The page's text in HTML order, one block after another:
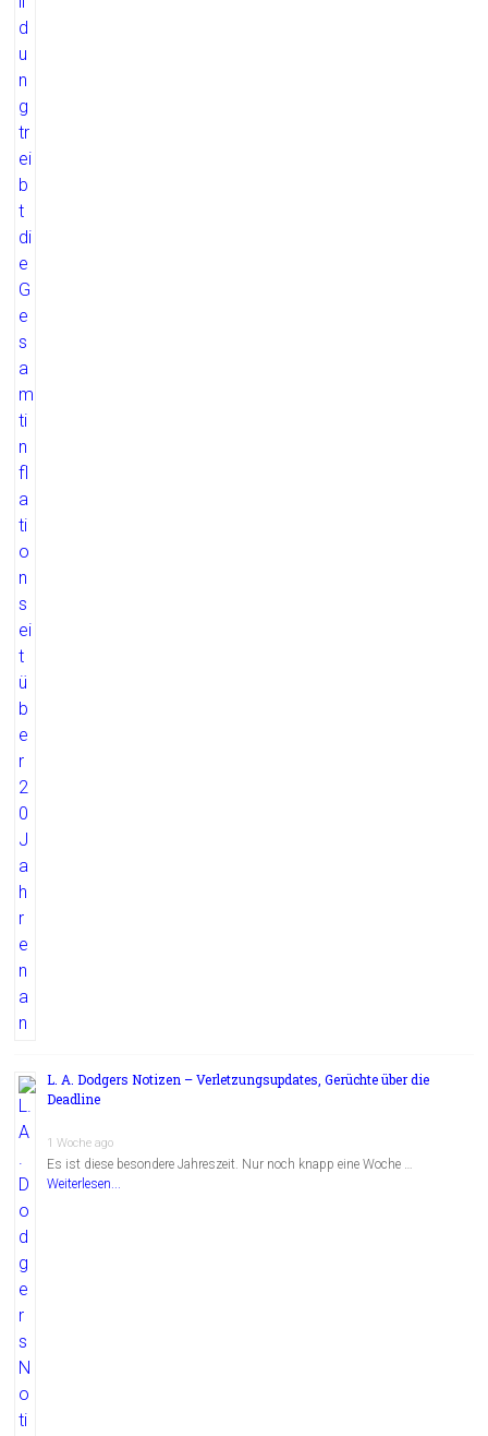
L. A. Dodgers Notizen – Verletzungsupdates, Gerüchte über die
Deadline
1 Woche ago
Es ist diese besondere Jahreszeit. Nur noch knapp eine Woche …
Weiterlesen...